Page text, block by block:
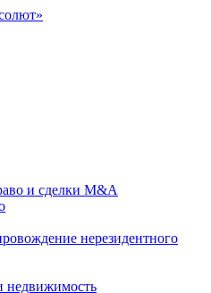
и сделки M&A
нерезидентного
недвижимость